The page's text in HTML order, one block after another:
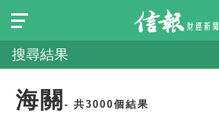
搜尋結果
海關 - 共3000個結果